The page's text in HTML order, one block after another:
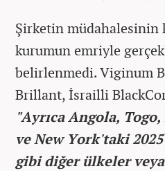
Şirketin müdahalesinin
kurumun emriyle
belirlenmedi. Viginum
Brillant, İsrailli
"Ayrıca Angola,
ve New York'taki
gibi diğer ülkeler